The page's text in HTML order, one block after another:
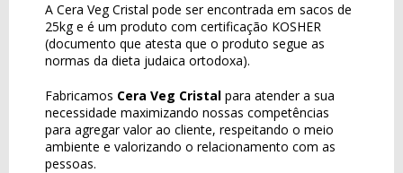
A Cera Veg Cristal pode ser encontrada em sacos de
25kg e é um produto com certificação KOSHER
(documento que atesta que o produto segue as
normas da dieta judaica ortodoxa).
Fabricamos Cera Veg Cristal para atender a sua
necessidade maximizando nossas competências
para agregar valor ao cliente, respeitando o meio
ambiente e valorizando o relacionamento com as
pessoas.